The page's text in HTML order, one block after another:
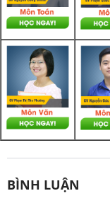
BÌNH LUẬN